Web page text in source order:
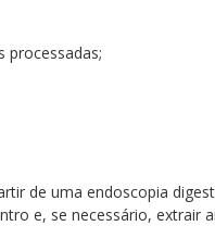
processadas;
de uma endoscopia
e, se necessário, extrair